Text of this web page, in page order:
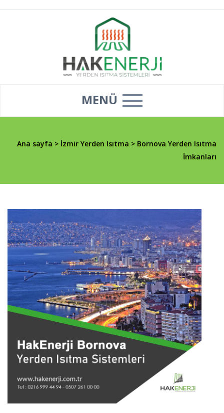
MENÜ
Ana sayfa > İzmir Yerden Isıtma > Bornova Yerden Isıtma
İmkanları